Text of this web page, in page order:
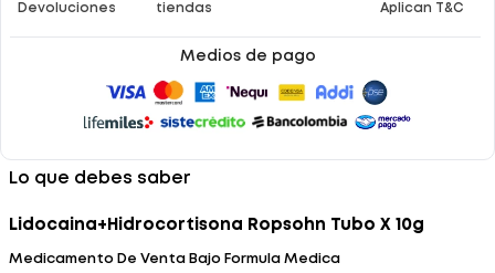
Devoluciones
tiendas
Aplican T&C
Medios de pago
Lo que debes saber
Lidocaina+Hidrocortisona Ropsohn Tubo X 10g
Medicamento De Venta Bajo Formula Medica